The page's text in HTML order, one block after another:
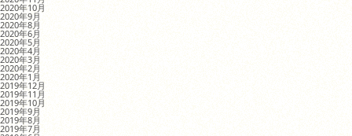
2020年10月
2020年9月
2020年8月
2020年6月
2020年5月
2020年4月
2020年3月
2020年2月
2020年1月
2019年12月
2019年11月
2019年10月
2019年9月
2019年8月
2019年7月